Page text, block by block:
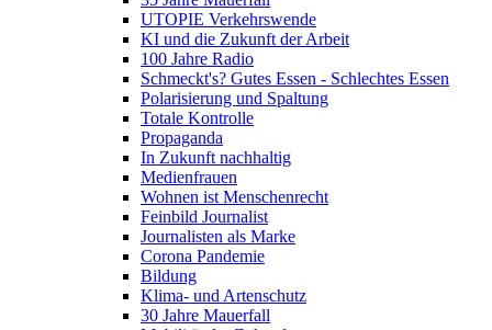
UTOPIE Verkehrswende
KI und die Zukunft der Arbeit
100 Jahre Radio
Schmeckt's? Gutes Essen - Schlechtes Essen
Polarisierung und Spaltung
Totale Kontrolle
Propaganda
In Zukunft nachhaltig
Medienfrauen
Wohnen ist Menschenrecht
Feinbild Journalist
Journalisten als Marke
Corona Pandemie
Bildung
Klima- und Artenschutz
30 Jahre Mauerfall